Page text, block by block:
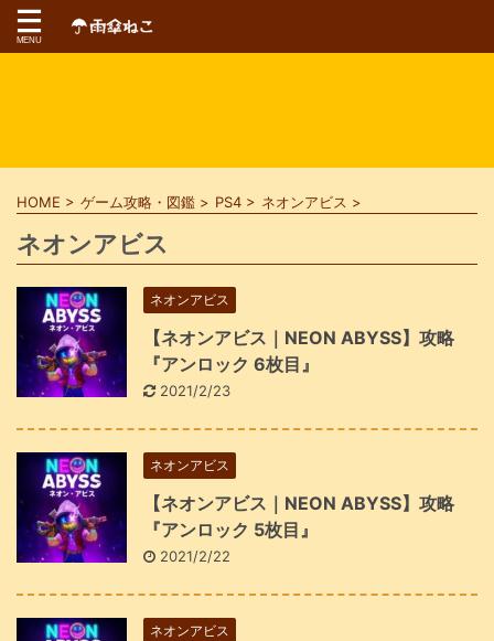
HOME > ゲーム攻略・図鑑 > PS4 > ネオンアビス >
ネオンアビス
ネオンアビス
【ネオンアビス｜NEON ABYSS】攻略
『アンロック 6枚目』
2021/2/23
ネオンアビス
【ネオンアビス｜NEON ABYSS】攻略
『アンロック 5枚目』
2021/2/22
ネオンアビス